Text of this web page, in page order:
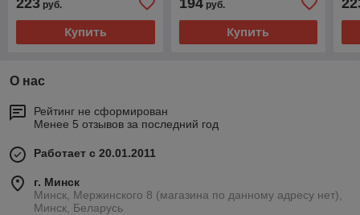
руб.
Купить
руб.
Купить
О нас
Рейтинг не сформирован
Менее 5 отзывов за последний год
Работает с 20.01.2011
г. Минск
Минск, Мержинского 8 (магазина по данному адресу нет),
Минск, Беларусь